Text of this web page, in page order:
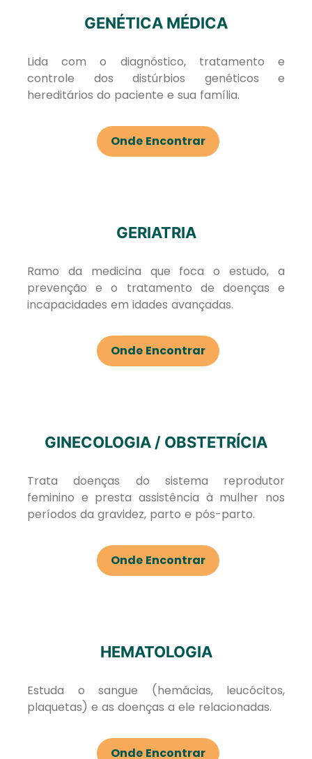
GENÉTICA MÉDICA
Lida com o diagnóstico, tratamento e
controle dos distúrbios genéticos e
hereditários do paciente e sua família.
Onde Encontrar
GERIATRIA
Ramo da medicina que foca o estudo, a
prevenção e o tratamento de doenças e
incapacidades em idades avançadas.
Onde Encontrar
GINECOLOGIA / OBSTETRÍCIA
Trata doenças do sistema reprodutor
feminino e presta assistência à mulher nos
períodos da gravidez, parto e pós-parto.
Onde Encontrar
HEMATOLOGIA
Estuda o sangue (hemácias, leucócitos,
plaquetas) e as doenças a ele relacionadas.
Onde Encontrar